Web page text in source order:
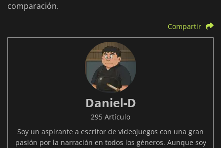
comparación.
Compartir
Daniel-D
295 Artículo
Soy un aspirante a escritor de videojuegos con una gran
pasión por la narración en todos los géneros. Aunque soy